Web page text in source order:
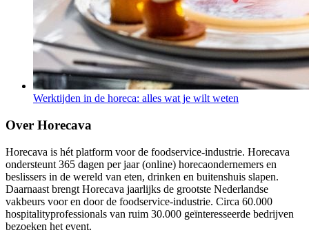
Werktijden in de horeca: alles wat je wilt weten
Over Horecava
Horecava is hét platform voor de foodservice-industrie. Horecava
ondersteunt 365 dagen per jaar (online) horecaondernemers en
beslissers in de wereld van eten, drinken en buitenshuis slapen.
Daarnaast brengt Horecava jaarlijks de grootste Nederlandse
vakbeurs voor en door de foodservice-industrie. Circa 60.000
hospitalityprofessionals van ruim 30.000 geïnteresseerde bedrijven
bezoeken het event.